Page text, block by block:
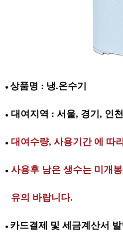
● 상품명 : 냉.온수기
● 대여지역 : 서울, 경기, 인천
● 대여수량, 사용기간 에 따
● 사용후 남은 생수는 미개
유의 바랍니다.
● 카드결제 및 세금계산서